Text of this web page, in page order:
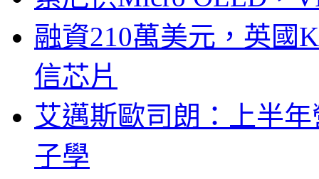
融資210萬美元，英國
信芯片
艾邁斯歐司朗：上半
子學